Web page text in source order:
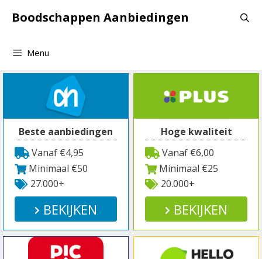
naarBoodschappen Aanbiedingen
Menu
Beste aanbiedingen
Vanaf €4,95
Minimaal €50
27.000+
BEKIJKEN
Hoge kwaliteit
Vanaf €6,00
Minimaal €25
20.000+
BEKIJKEN